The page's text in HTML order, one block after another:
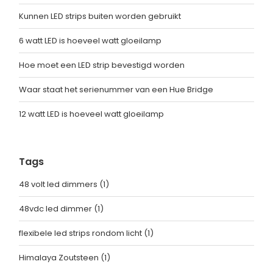
Kunnen LED strips buiten worden gebruikt
6 watt LED is hoeveel watt gloeilamp
Hoe moet een LED strip bevestigd worden
Waar staat het serienummer van een Hue Bridge
12 watt LED is hoeveel watt gloeilamp
Tags
48 volt led dimmers (1)
48vdc led dimmer (1)
flexibele led strips rondom licht (1)
Himalaya Zoutsteen (1)